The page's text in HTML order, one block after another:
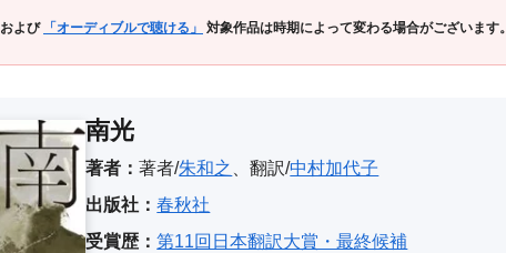
および 「オーディブルで聴ける」 対象作品は時期によって変わる場合がございます。
南光
著者：著者/朱和之 、翻訳/中村加代子
出版社：春秋社
受賞歴：第11回日本翻訳大賞・最終候補